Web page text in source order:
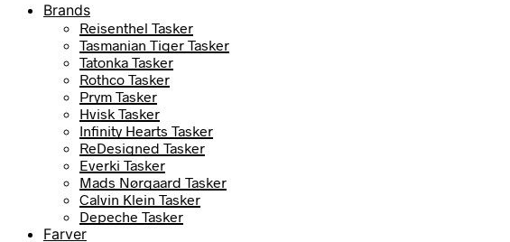
Brands
Reisenthel Tasker
Tasmanian Tiger Tasker
Tatonka Tasker
Rothco Tasker
Prym Tasker
Hvisk Tasker
Infinity Hearts Tasker
ReDesigned Tasker
Everki Tasker
Mads Nørgaard Tasker
Calvin Klein Tasker
Depeche Tasker
Farver